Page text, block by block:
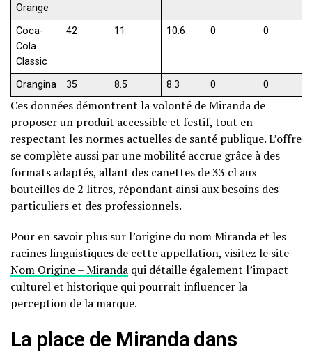
Orange
Coca-
Cola
Classic
42 11 10.6 0 0
Orangina 35 8.5 8.3 0 0
Ces données démontrent la volonté de Miranda de
proposer un produit accessible et festif, tout en
respectant les normes actuelles de santé publique. L’offre
se complète aussi par une mobilité accrue grâce à des
formats adaptés, allant des canettes de 33 cl aux
bouteilles de 2 litres, répondant ainsi aux besoins des
particuliers et des professionnels.
Pour en savoir plus sur l’origine du nom Miranda et les
racines linguistiques de cette appellation, visitez le site
Nom Origine – Miranda qui détaille également l’impact
culturel et historique qui pourrait influencer la
perception de la marque.
La place de Miranda dans